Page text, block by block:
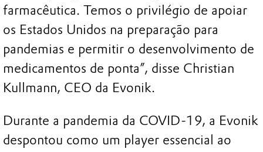
farmacêutica. Temos o privilégio de apoiar
os Estados Unidos na preparação para
pandemias e permitir o desenvolvimento de
medicamentos de ponta”, disse Christian
Kullmann, CEO da Evonik.
Durante a pandemia da COVID-19, a Evonik
despontou como um player essencial ao